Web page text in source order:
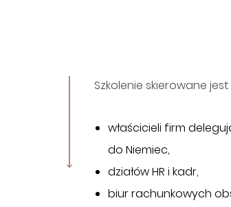
Szkolenie skierowane
właścicieli firm
do Niemiec,
działów HR i kadr,
biur rachunkowych